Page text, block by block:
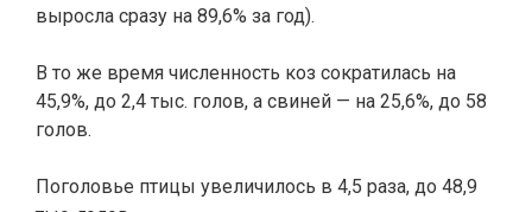
выросла сразу на 89,6% за год).
В то же время численность коз сократилась на
45,9%, до 2,4 тыс. голов, а свиней — на 25,6%, до 58
голов.
Поголовье птицы увеличилось в 4,5 раза, до 48,9